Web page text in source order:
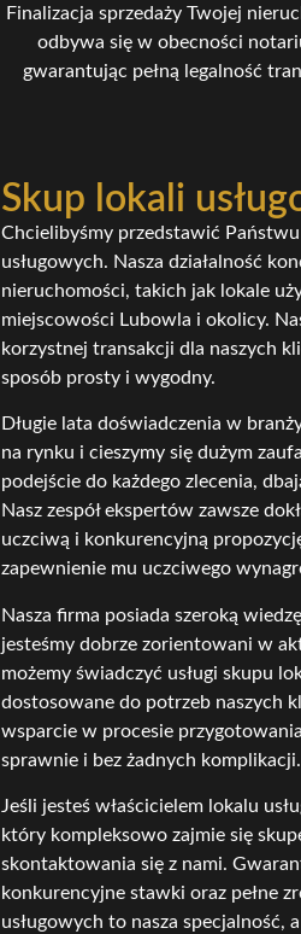
Finalizacja sprzedaży Twojej
odbywa się w obecności
gwarantując pełną legalność
Skup lokali
Chcielibyśmy przedstawić
usługowych. Nasza działalność
nieruchomości, takich jak lokale
miejscowości Lubowla i okolicy.
korzystnej transakcji dla naszych
sposób prosty i wygodny.
Długie lata doświadczenia w
na rynku i cieszymy się dużym
podejście do każdego zlecenia,
Nasz zespół ekspertów zawsze
uczciwą i konkurencyjną
zapewnienie mu uczciwego
Nasza firma posiada szeroką
jesteśmy dobrze zorientowani w
możemy świadczyć usługi skupu
dostosowane do potrzeb naszych
wsparcie w procesie
sprawnie i bez żadnych komplikacji.
Jeśli jesteś właścicielem lokalu
który kompleksowo zajmie się
skontaktowania się z nami.
konkurencyjne stawki oraz pełne
usługowych to nasza specjalność,